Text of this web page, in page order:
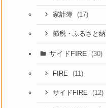
家計簿 (17)
節税・ふるさと
サイドFIRE (30)
FIRE (11)
サイドFIRE (12)